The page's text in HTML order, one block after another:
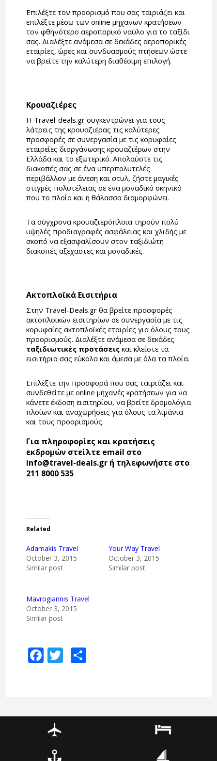
Επιλέξτε τον προορισμό που σας ταιριάζει και
επιλέξτε μέσω των online μηχανων κρατήσεων
τον φθηνότερο αεροπορικό ναύλο για το ταξίδι
σας. Διαλέξτε ανάμεσα σε δεκάδες αεροπορικές
εταιρίες, ώρες και συνδυασμούς πτήσεων ώστε
να βρείτε την καλύτερη διαθέσιμη επιλογή.
Κρουαζιέρες
Η Travel-deals.gr συγκεντρώνει για τους
λάτρεις της κρουαζιέρας τις καλύτερες
προσφορές σε συνεργασία με τις κορυφαίες
εταιρείες διοργάνωσης κρουαζιέρων στην
Ελλάδα και το εξωτερικό. Απολαύστε τις
διακοπές σας σε ένα υπερπολυτελές
περιβάλλον με άνεση και στυλ, ζήστε μαγικές
στιγμές πολυτέλειας σε ένα μοναδικό σκηνικό
που το πλοίο και η θάλασσα διαμορφώνει.
Τα σύγχρονα κρουαζιερόπλοια τηρούν πολύ
υψηλές προδιαγραφές ασφάλειας και χλιδής με
σκοπό να εξασφαλίσουν στον ταξιδιώτη
διακοπές αξέχαστες και μοναδικές.
Ακτοπλοϊκά Εισιτήρια
Στην Travel-Deals.gr θα βρείτε προσφορές
ακτοπλοϊκών εισιτηρίων σε συνεργασία με τις
κορυφαίες ακτοπλοϊκές εταιρίες για όλους τους
προορισμούς. Διαλέξτε ανάμεσα σε δεκάδες
ταξιδιωτικές προτάσειςκαι κλείστε τα
εισιτήρια σας εύκολα και άμεσα με όλα τα πλοία.
Επιλέξτε την προσφορά που σας ταιριάζει και
συνδεθείτε με online μηχανές κρατήσεων για να
κάνετε έκδοση εισιτηρίου, να βρείτε δρομολόγια
πλοίων και αναχωρήσεις για όλους τα λιμάνια
και τους προορισμούς.
Για πληροφορίες και κρατήσεις
εκδρομών στείλτε email στο
info@travel-deals.gr ή τηλεφωνήστε στο
211 8000 535
Related
Adamakis Travel
October 3, 2015
Similar post
Your Way Travel
October 3, 2015
Similar post
Mavrogiannis Travel
October 3, 2015
Similar post
Facebook
Twitter
Share